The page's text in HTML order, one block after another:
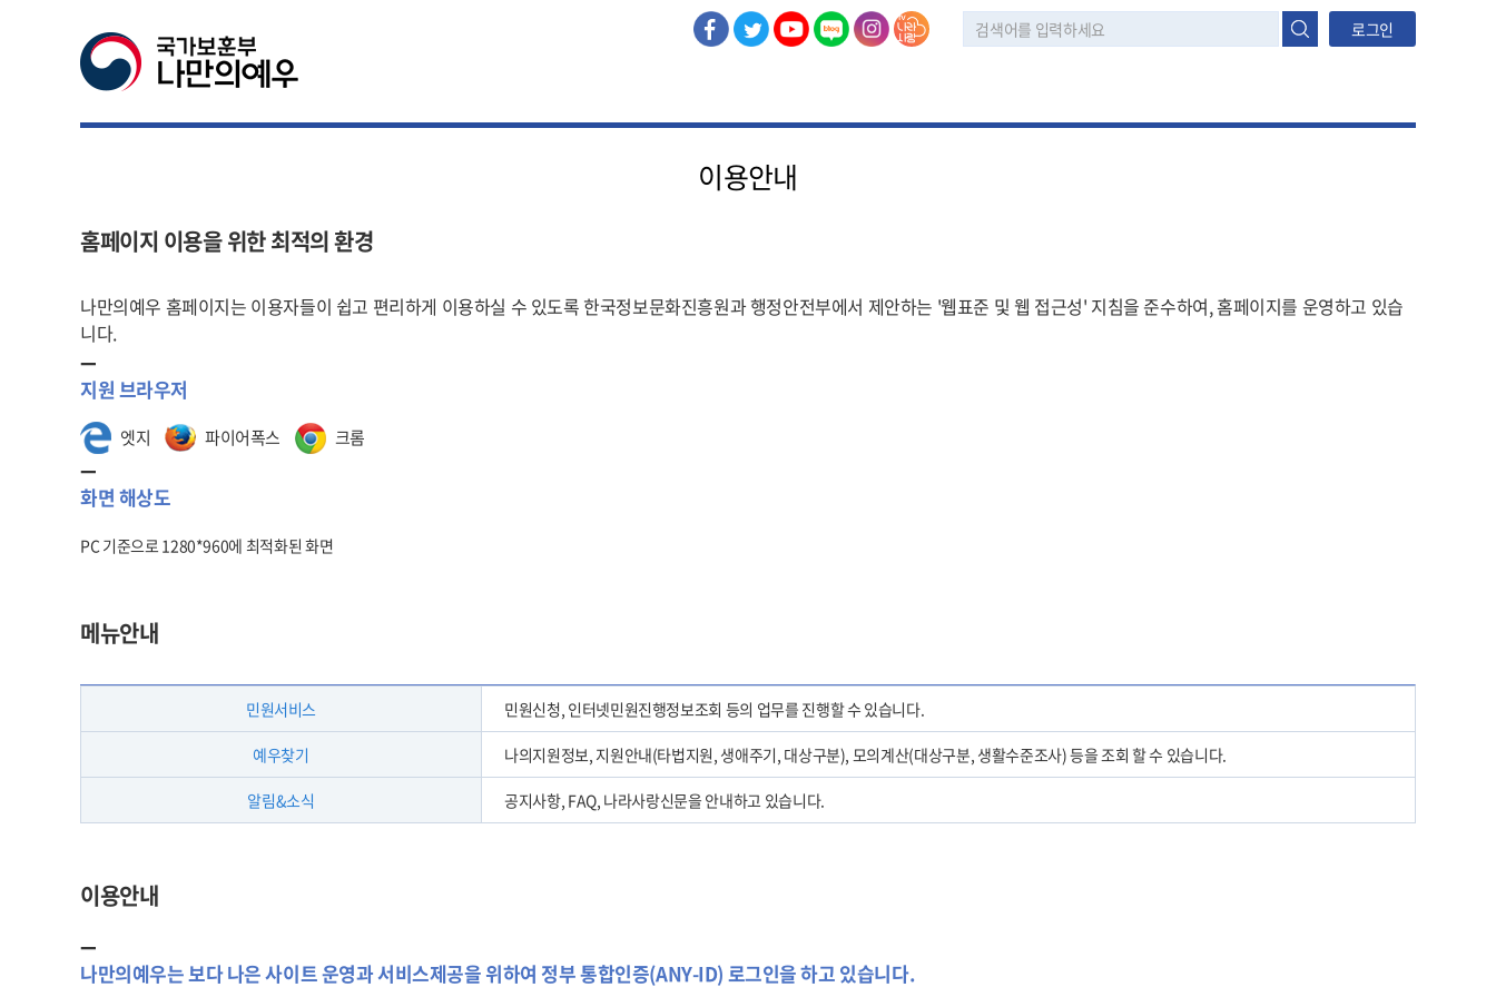
로그인
이용안내
홈페이지 이용을 위한 최적의 환경
나만의예우 홈페이지는 이용자들이 쉽고 편리하게 이용하실 수 있도록 한국정보문화진흥원과 행정안전부에서 제안하는 '웹표준 및 웹 접근성' 지침을 준수하여, 홈페이지를 운영하고 있습
니다.
지원 브라우저
엣지 파이어폭스 크롬
화면 해상도
PC 기준으로 1280*960에 최적화된 화면
메뉴안내
민원서비스 민원신청, 인터넷민원진행정보조회 등의 업무를 진행할 수 있습니다.
예우찾기 나의지원정보, 지원안내(타법지원, 생애주기, 대상구분), 모의계산(대상구분, 생활수준조사) 등을 조회 할 수 있습니다.
알림&소식 공지사항, FAQ, 나라사랑신문을 안내하고 있습니다.
이용안내
나만의예우는 보다 나은 사이트 운영과 서비스제공을 위하여 정부 통합인증(ANY-ID) 로그인을 하고 있습니다.